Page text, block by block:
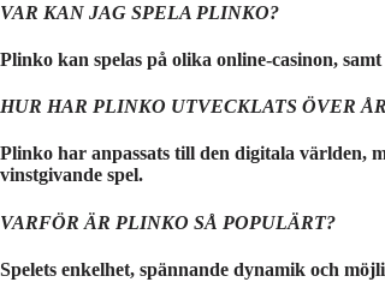
VAR KAN JAG SPELA PLINKO?
Plinko kan spelas på olika online-casinon,
HUR HAR PLINKO UTVECKLATS ÖVER
Plinko har anpassats till den digitala världen,
vinstgivande spel.
VARFÖR ÄR PLINKO SÅ POPULÄRT?
Spelets enkelhet, spännande dynamik och